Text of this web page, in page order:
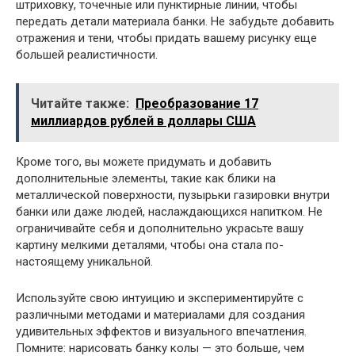
штриховку, точечные или пунктирные линии, чтобы
передать детали материала банки. Не забудьте добавить
отражения и тени, чтобы придать вашему рисунку еще
большей реалистичности.
Читайте также: Преобразование 17
миллиардов рублей в доллары США
Кроме того, вы можете придумать и добавить
дополнительные элементы, такие как блики на
металлической поверхности, пузырьки газировки внутри
банки или даже людей, наслаждающихся напитком. Не
ограничивайте себя и дополнительно украсьте вашу
картину мелкими деталями, чтобы она стала по-
настоящему уникальной.
Используйте свою интуицию и экспериментируйте с
различными методами и материалами для создания
удивительных эффектов и визуального впечатления.
Помните: нарисовать банку колы — это больше, чем